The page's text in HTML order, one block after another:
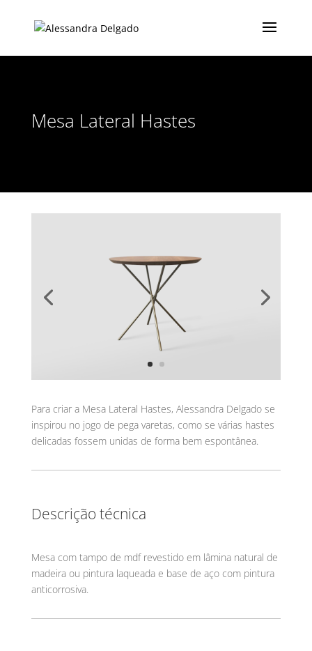
Mesa Lateral Hastes
Para criar a Mesa Lateral Hastes, Alessandra Delgado se
inspirou no jogo de pega varetas, como se várias hastes
delicadas fossem unidas de forma bem espontânea.
Descrição técnica
Mesa com tampo de mdf revestido em lâmina natural de
madeira ou pintura laqueada e base de aço com pintura
anticorrosiva.